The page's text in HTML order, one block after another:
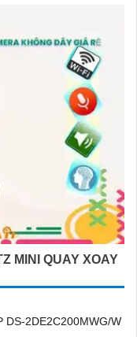
MINI QUAY XOAY
DS-2DE2C200MWG/W